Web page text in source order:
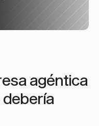
agéntica